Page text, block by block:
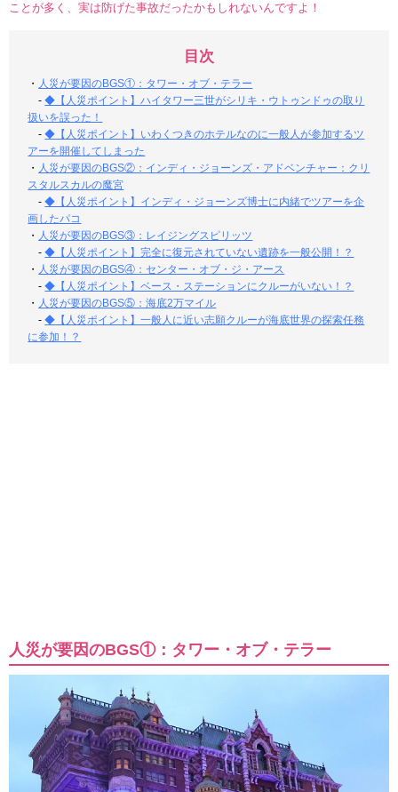
ことが多く、実は防げた事故だったかもしれないんですよ！
目次
・ 人災が要因のBGS①：タワー・オブ・テラー
-◆【人災ポイント】ハイタワー三世がシリキ・ウトゥンドゥの取り
扱いを誤った！
-◆【人災ポイント】いわくつきのホテルなのに一般人が参加するツ
アーを開催してしまった
・ 人災が要因のBGS②：インディ・ジョーンズ・アドベンチャー：クリ
スタルスカルの魔宮
-◆【人災ポイント】インディ・ジョーンズ博士に内緒でツアーを企
画したパコ
・ 人災が要因のBGS③：レイジングスピリッツ
-◆【人災ポイント】完全に復元されていない遺跡を一般公開！？
・ 人災が要因のBGS④：センター・オブ・ジ・アース
-◆【人災ポイント】ベース・ステーションにクルーがいない！？
・ 人災が要因のBGS⑤：海底2万マイル
-◆【人災ポイント】一般人に近い志願クルーが海底世界の探索任務
に参加！？
人災が要因のBGS①：タワー・オブ・テラー